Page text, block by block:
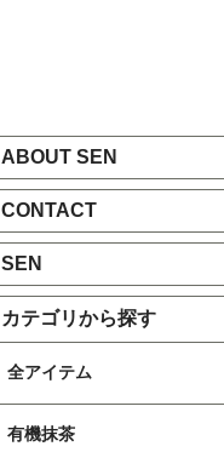
ABOUT SEN
CONTACT
SEN
カテゴリから探す
全アイテム
有機抹茶